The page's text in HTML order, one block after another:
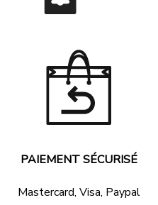
PAIEMENT SÉCURISÉ
Mastercard, Visa, Paypal